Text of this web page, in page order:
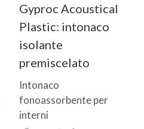
Gyproc Acoustical
Plastic: intonaco
isolante
premiscelato
Intonaco
fonoassorbente per
interni